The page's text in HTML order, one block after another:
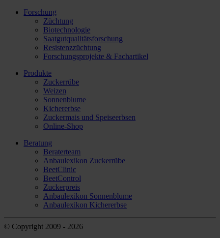
Forschung
Züchtung
Biotechnologie
Saatgutqualitätsforschung
Resistenzzüchtung
Forschungsprojekte & Fachartikel
Produkte
Zuckerrübe
Weizen
Sonnenblume
Kichererbse
Zuckermais und Speiseerbsen
Online-Shop
Beratung
Beraterteam
Anbaulexikon Zuckerrübe
BeetClinic
BeetControl
Zuckerpreis
Anbaulexikon Sonnenblume
Anbaulexikon Kichererbse
© Copyright 2009 - 2026